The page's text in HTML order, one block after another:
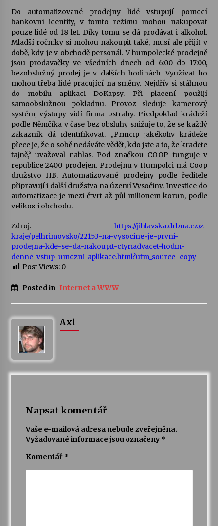
Do automatizované prodejny lidé vstupují pomocí
bankovní identity, v tomto režimu mohou nakupovat
pouze lidé od 18 let. Díky tomu se dá prodávat i alkohol.
Mladší ročníky si mohou nakoupit také, musí ale přijít v
době, kdy je v obchodě personál. V humpolecké prodejně
jsou prodavačky ve všedních dnech od 6:00 do 17:00,
bezobslužný prodej je v dalších hodinách. Využívat ho
mohou třeba lidé pracující na směny. Nejdřív si stáhnou
do mobilu aplikaci DoKapsy. Při placení použijí
samoobslužnou pokladnu. Provoz sleduje kamerový
systém, výstupy vidí firma ostrahy. Předpoklad krádeží
podle Němčíka v čase bez obsluhy snižuje to, že se každý
zákazník dá identifikovat. „Princip jakékoliv krádeže
přece je, že o sobě nedáváte vědět, kdo jste a to, že kradete
tajně,“ uvažoval nahlas. Pod značkou COOP funguje v
republice 2400 prodejen. Prodejnu v Humpolci má Coop
družstvo HB. Automatizované prodejny podle ředitele
připravují i další družstva na území Vysočiny. Investice do
automatizace je mezi čtvrt až půl milionem korun, podle
velikosti obchodu.
Zdroj: https://jihlavska.drbna.cz/z-
kraje/pelhrimovsko/22153-na-vysocine-je-prvni-
prodejna-kde-se-da-nakoupit-ctyriadvacet-hodin-
denne-vstup-umozni-aplikace.html?utm_source=copy
Post Views: 0
Posted in Internet a WWW
Axl
Napsat komentář
Vaše e-mailová adresa nebude zveřejněna.
Vyžadované informace jsou označeny *
Komentář *